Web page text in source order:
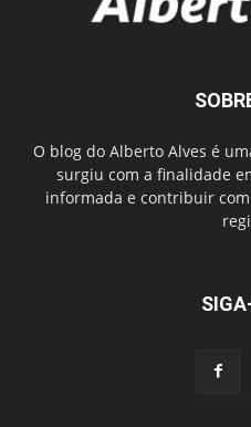
O blog do Alberto Alves é
surgiu com a finalidade
informada e contribuir